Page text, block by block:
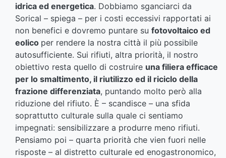
idrica ed energetica. Dobbiamo sganciarci da
Sorical – spiega – per i costi eccessivi rapportati ai
non benefici e dovremo puntare su fotovoltaico ed
eolico per rendere la nostra città il più possibile
autosufficiente. Sui rifiuti, altra priorità, il nostro
obiettivo resta quello di costruire una filiera efficace
per lo smaltimento, il riutilizzo ed il riciclo della
frazione differenziata, puntando molto però alla
riduzione del rifiuto. È – scandisce – una sfida
soprattutto culturale sulla quale ci sentiamo
impegnati: sensibilizzare a produrre meno rifiuti.
Pensiamo poi – quarta priorità che vien fuori nelle
risposte – al distretto culturale ed enogastronomico,